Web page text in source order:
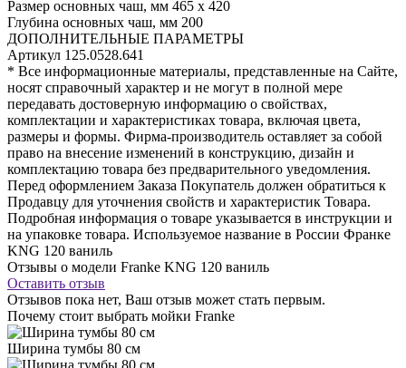
Размер основных чаш, мм 465 х 420
Глубина основных чаш, мм 200
ДОПОЛНИТЕЛЬНЫЕ ПАРАМЕТРЫ
Артикул 125.0528.641
* Все информационные материалы, представленные на Сайте,
носят справочный характер и не могут в полной мере
передавать достоверную информацию о свойствах,
комплектации и характеристиках товара, включая цвета,
размеры и формы. Фирма-производитель оставляет за собой
право на внесение изменений в конструкцию, дизайн и
комплектацию товара без предварительного уведомления.
Перед оформлением Заказа Покупатель должен обратиться к
Продавцу для уточнения свойств и характеристик Товара.
Подробная информация о товаре указывается в инструкции и
на упаковке товара. Используемое название в России Франке
KNG 120 ваниль
Отзывы о модели Franke KNG 120 ваниль
Оставить отзыв
Отзывов пока нет, Ваш отзыв может стать первым.
Почему стоит выбрать мойки Franke
Ширина тумбы 80 см